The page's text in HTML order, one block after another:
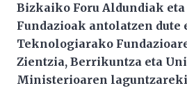
Bizkaiko Foru Aldundiak eta
Fundazioak antolatzen dute
Teknologiarako
Zientzia, Berrikuntza eta
Ministerioaren